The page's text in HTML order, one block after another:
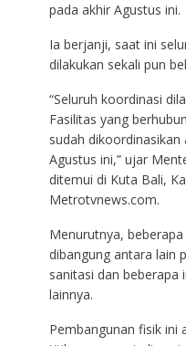
pada akhir Agustus ini.
Ia berjanji, saat ini
dilakukan sekali pun
“Seluruh koordinasi
Fasilitas yang
sudah
Agustus ini,” ujar
ditemui di Kuta Bali,
Metrotvnews.com.
Menurutnya,
dibangung antara lain
sanitasi dan
lainnya.
Pembangunan fisik ini